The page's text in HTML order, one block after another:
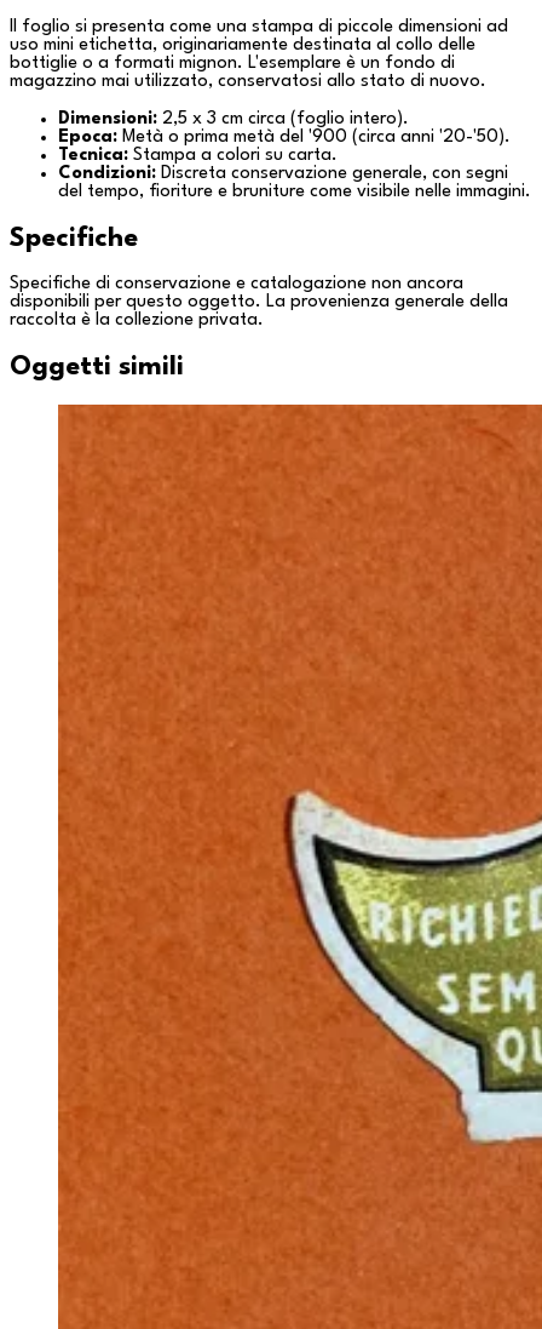
Il foglio si presenta come una stampa di piccole dimensioni ad
uso mini etichetta, originariamente destinata al collo delle
bottiglie o a formati mignon. L'esemplare è un fondo di
magazzino mai utilizzato, conservatosi allo stato di nuovo.
Dimensioni: 2,5 x 3 cm circa (foglio intero).
Epoca: Metà o prima metà del '900 (circa anni '20-'50).
Tecnica: Stampa a colori su carta.
Condizioni: Discreta conservazione generale, con segni
del tempo, fioriture e bruniture come visibile nelle immagini.
Specifiche
Specifiche di conservazione e catalogazione non ancora
disponibili per questo oggetto. La provenienza generale della
raccolta è la collezione privata.
Oggetti simili